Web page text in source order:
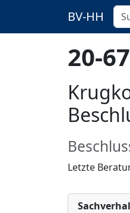
BV-HH
20-
Letzte